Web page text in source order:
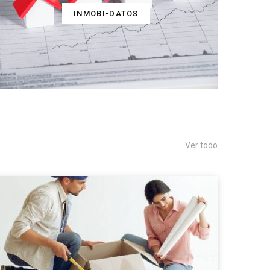
INMOBI-DATOS
Ver todo